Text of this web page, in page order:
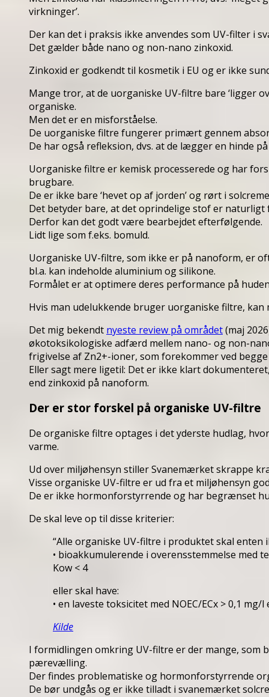
virkninger’.
Der kan det i praksis ikke anvendes som UV-filter i
Det gælder både nano og non-nano zinkoxid.
Zinkoxid er godkendt til kosmetik i EU og er ikke
Mange tror, at de uorganiske UV-filtre bare ‘ligger
organiske.
Men det er en misforståelse.
De uorganiske filtre fungerer primært gennem
De har også refleksion, dvs. at de lægger en hinde
Uorganiske filtre er kemisk processerede og har
brugbare.
De er ikke bare ‘hevet op af jorden’ og rørt i
Det betyder bare, at det oprindelige stof er naturligt
Derfor kan det godt være bearbejdet efterfølgende.
Lidt lige som f.eks. bomuld.
Uorganiske UV-filtre, som ikke er på nanoform, er
bl.a. kan indeholde aluminium og silikone.
Formålet er at optimere deres performance på
Hvis man udelukkende bruger uorganiske filtre, kan
Det mig bekendt nyeste review på området(maj
økotoksikologiske adfærd mellem nano- og non-
frigivelse af Zn2+-ioner, som forekommer ved
Eller sagt mere ligetil: Det er ikke klart
end zinkoxid på nanoform.
Der er stor forskel på organiske UV-filtre
De organiske filtre optages i det yderste hudlag,
varme.
Ud over miljøhensyn stiller Svanemærket skrappe
Visse organiske UV-filtre er ud fra et miljøhensyn
De er ikke hormonforstyrrende og har begrænset
De skal leve op til disse kriterier:
“Alle organiske UV-filtre i produktet skal enten
• bioakkumulerende i overensstemmelse med
Kow < 4
eller skal have:
• en laveste toksicitet med NOEC/ECx > 0,1 mg/l
Kilde
I formidlingen omkring UV-filtre er der mange, som
pærevælling.
Der findes problematiske og hormonforstyrrende
De bør undgås og er ikke tilladt i svanemærket